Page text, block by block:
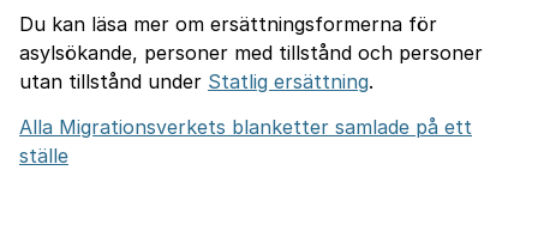
Du kan läsa mer om ersättningsformerna för
asylsökande, personer med tillstånd och personer
utan tillstånd under Statlig ersättning.
Alla Migrationsverkets blanketter samlade på ett
ställe